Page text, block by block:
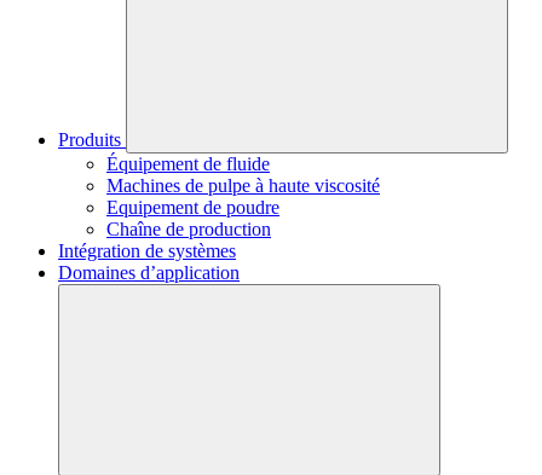
Produits
Équipement de fluide
Machines de pulpe à haute viscosité
Equipement de poudre
Chaîne de production
Intégration de systèmes
Domaines d’application